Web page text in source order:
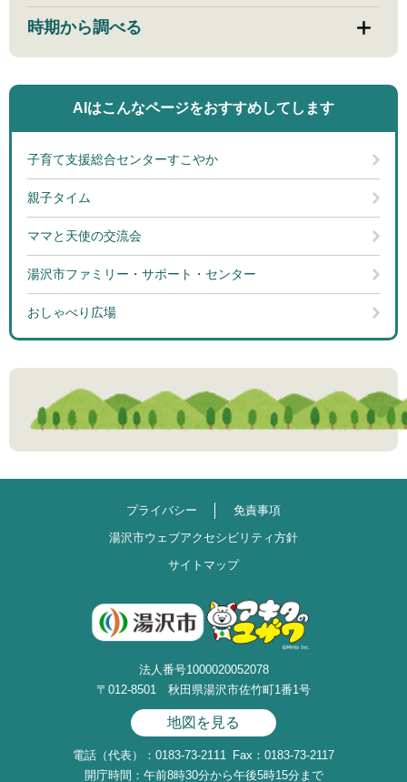
時期から調べる
AIはこんなページをおすすめしてします
子育て支援総合センターすこやか
親子タイム
ママと天使の交流会
湯沢市ファミリー・サポート・センター
おしゃべり広場
プライバシー
免責事項
湯沢市ウェブアクセシビリティ方針
サイトマップ
法人番号1000020052078
〒012-8501 秋田県湯沢市佐竹町1番1号
地図を見る
電話（代表）：0183-73-2111
Fax：0183-73-2117
開庁時間：午前8時30分から午後5時15分まで